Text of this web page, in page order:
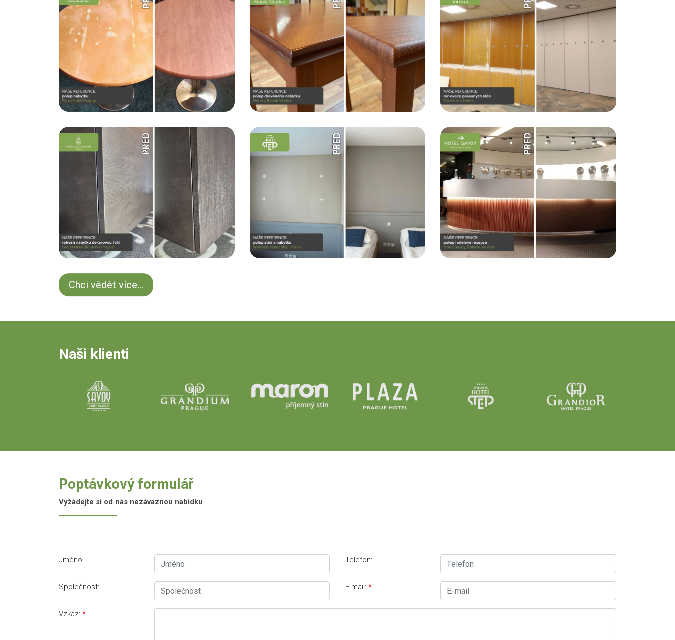
Polep dřevěného nábytku
Chci vědět více...
Renovace posuvných stěn
Chci vědět více...
Wellness Hotel Step
Polep zdí a nábytku
Chci vědět více...
Hotel Savoy
Polep hotelové recepce
Chci vědět více...
Naši klienti
Poptávkový formulář
Vyžádejte si od nás nezávaznou nabídku
Jméno: Telefon:
Společnost: E-mail:
Vzkaz: